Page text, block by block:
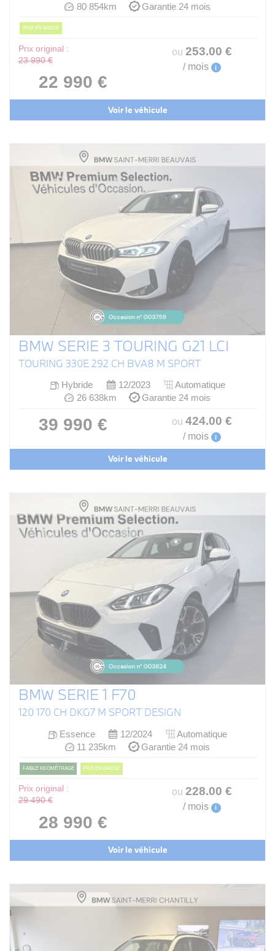
80 854km
Garantie 24 mois
PRIX EN BAISSE
Prix original :
23 990 €
22 990 €
ou 253.00 €
/ mois i
Voir le véhicule
BMW SERIE 3 TOURING G21 LCI
TOURING 330E 292 CH BVA8 M SPORT
Hybride 12/2023
Automatique
26 638km
Garantie 24 mois
39 990 € ou 424.00 €
/ mois i
Voir le véhicule
BMW SERIE 1 F70
120 170 CH DKG7 M SPORT DESIGN
Essence 12/2024
Automatique
11 235km
Garantie 24 mois
FAIBLE KILOMÉTRAGE PRIX EN BAISSE
Prix original :
29 490 €
28 990 €
ou 228.00 €
/ mois i
Voir le véhicule